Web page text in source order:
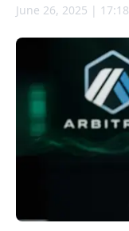
June 26, 2025 |